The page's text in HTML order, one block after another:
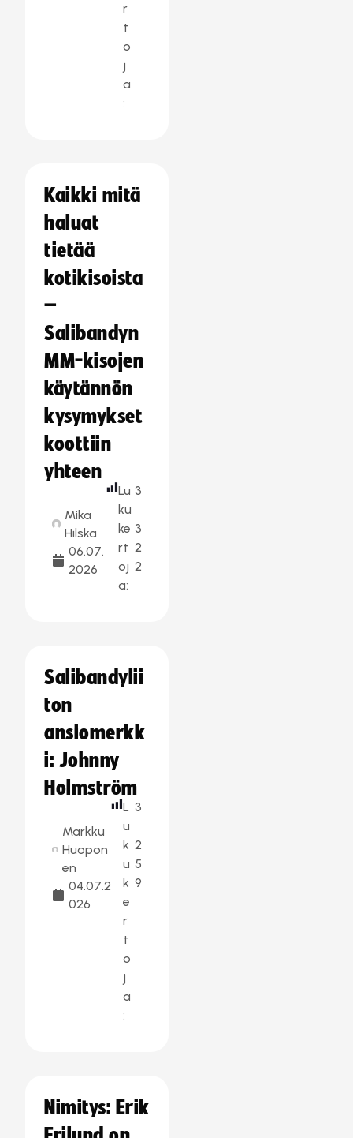
r
t
o
j
a
:
Kaikki mitä
haluat
tietää
kotikisoista
–
Salibandyn
MM-kisojen
käytännön
kysymykset
koottiin
yhteen
Mika
Hilska
06.07.
2026
Lu
ku
ke
rt
oj
a:
3
3
2
2
Salibandylii
ton
ansiomerkk
i: Johnny
Holmström
Markku
Huopon
en
04.07.2
026
L
u
k
u
k
e
r
t
o
j
a
:
3
2
5
9
Nimitys: Erik